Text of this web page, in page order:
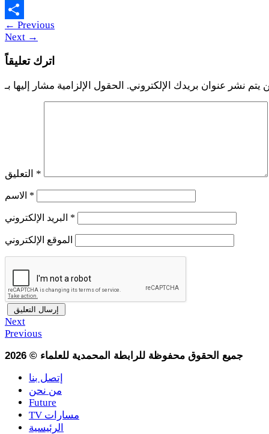
WhatsApp
Share
← Previous
Next →
اترك تعليقاً
يتم نشر عنوان بريدك الإلكتروني.
*
*
*
الموقع الإلكتروني
Next
Previous
2026 © جميع الحقوق محفوظة للرابطة المحمدية للعلماء
إتصل بنا
من نحن
Future
TV مسارات
الرئيسية